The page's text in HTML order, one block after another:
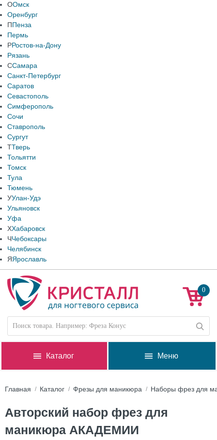
ООмск
Оренбург
ППенза
Пермь
РРостов-на-Дону
Рязань
ССамара
Санкт-Петербург
Саратов
Севастополь
Симферополь
Сочи
Ставрополь
Сургут
ТТверь
Тольятти
Томск
Тула
Тюмень
УУлан-Удэ
Ульяновск
Уфа
ХХабаровск
ЧЧебоксары
Челябинск
ЯЯрославль
0
Каталог Меню
Главная Каталог Фрезы для маникюра Наборы фрез для
Авторский набор фрез для
маникюра АКАДЕМИИ